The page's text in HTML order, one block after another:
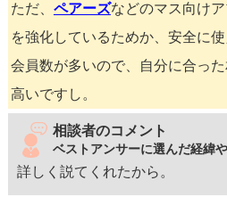
ただ、 ペアーズなどのマス向け
を強化しているためか、安全に使
会員数が多いので、自分に合っ
高いですし。
相談者のコメント
ベストアンサーに選んだ経緯
詳しく説てくれたから。